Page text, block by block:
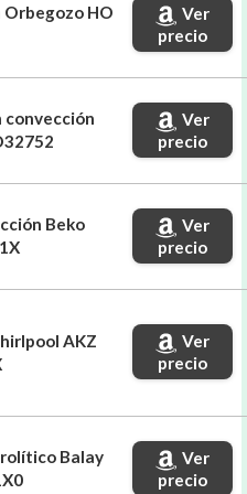
Orbegozo HO
Ver
precio
Ver
precio
Beko
Ver
precio
AKZ
Ver
precio
Balay
Ver
precio